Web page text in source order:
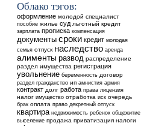
Облако тэгов:
оформление молодой специалист
пособие жилье суд льготный кредит
зарплата прописка компенсация
документы сроки кредит молодая
семья отпуск наследство аренда
алименты развод распределение
раздел имущества регистрация
увольнение беременность договор
раздел гражданство ип амнистия армия
контракт долг работа права лицензия
налог имущество отработка иск очередь
брак оплата право декретный отпуск
квартира недвижимость ребенок общежитие
выселение продажа приватизация налоги